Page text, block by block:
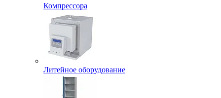
Компрессора
Литейное оборудование